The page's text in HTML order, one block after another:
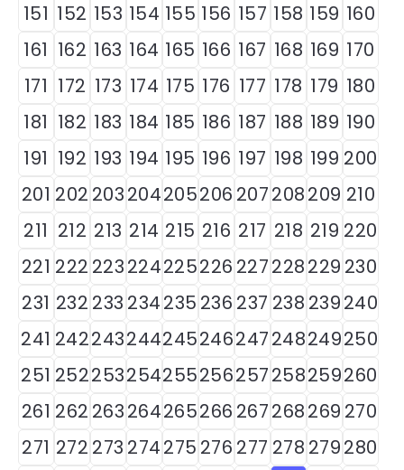
151 152 153 154 155 156 157 158 159 160
161 162 163 164 165 166 167 168 169 170
171 172 173 174 175 176 177 178 179 180
181 182 183 184 185 186 187 188 189 190
191 192 193 194 195 196 197 198 199 200
201 202 203204205206 207208209 210
211 212 213 214 215 216 217 218 219 220
221 222 223224225226 227228229 230
231 232 233 234235 236 237 238 239240
241 242243244245246247248249250
251 252253254255256257258259260
261 262 263264265266 267268269 270
271 272 273 274275 276 277 278 279280